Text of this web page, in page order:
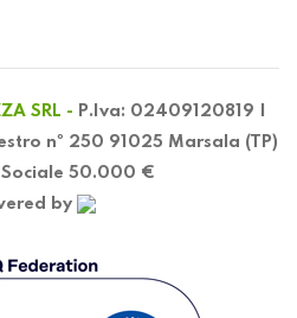
SRL - P.Iva: 02409120819 |
nº 250 91025 Marsala (TP)
Sociale 50.000 €
by